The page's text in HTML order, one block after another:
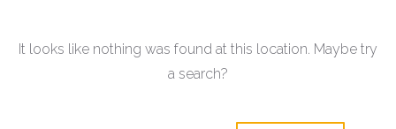
It looks like nothing was found at this location. Maybe try
a search?